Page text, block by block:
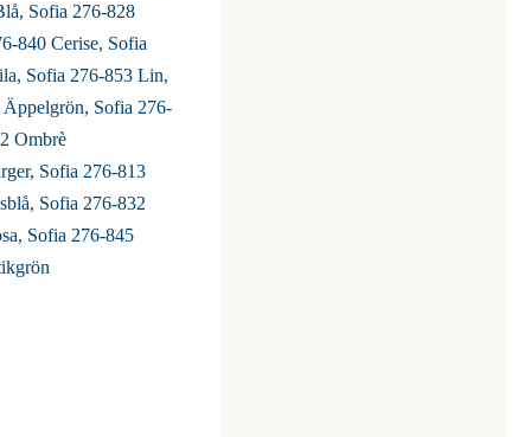
Sofia 276-828
840 Cerise, Sofia
Sofia 276-853 Lin,
Sofia 276-
Ombrè
Sofia 276-813
Sofia 276-832
Sofia 276-845